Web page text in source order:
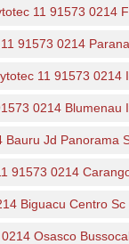
11 91573 0214
91573 0214
11 91573 0214
0214 Blumenau
Jd Panorama
91573 0214
Biguacu Centro Sc
Osasco